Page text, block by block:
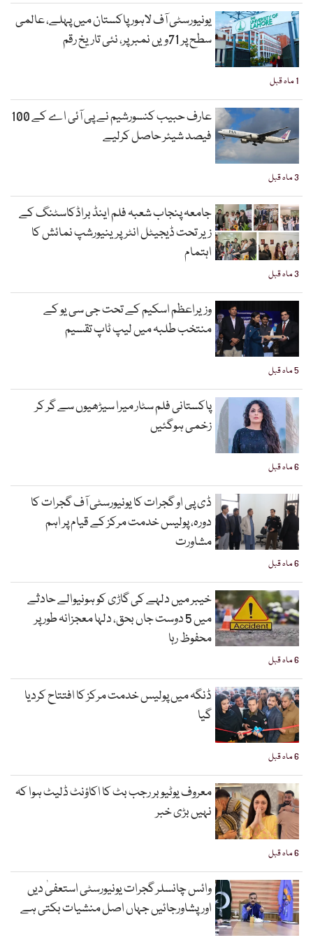
1 ماہ قبل
یونیورسٹی آف لاہور پاکستان میں پہلے، عالمی
سطح پر 71ویں نمبر پر، نئی تاریخ رقم
3 ماہ قبل
عارف حبیب کنسورشیم نے پی آئی اے کے 100
فیصد شیئر حاصل کرلیے
3 ماہ قبل
جامعہ پنجاب شعبہ فلم اینڈ براڈکاسٹنگ کے
زیر تحت ڈیجیٹل انٹرپرینیورشپ نمائش کا
اہتمام
5 ماہ قبل
وزیراعظم اسکیم کے تحت جی سی یو کے
منتخب طلبہ میں لیپ ٹاپ تقسیم
6 ماہ قبل
پاکستانی فلم سٹار میرا سیڑھیوں سے گر کر
زخمی ہوگئیں
6 ماہ قبل
ڈی پی او گجرات کا یونیورسٹی آف گجرات کا
دورہ، پولیس خدمت مرکز کے قیام پر اہم
مشاورت
6 ماہ قبل
خیبر میں دلہے کی گاڑی کو ہونیوالے حادثے
میں 5 دوست جاں بحق، دلہا معجزانہ طور پر
محفوظ رہا
6 ماہ قبل
ڈنگہ میں پولیس خدمت مرکز کا افتتاح کردیا
گیا
6 ماہ قبل
معروف یوٹیوبر رجب بٹ کا اکاؤنٹ ڈلیٹ ہوا کہ
نہیں بڑی خبر
وائس چانسلر گجرات یونیورسٹی استعفیٰ دیں
اورپشاورجائیں جہاں اصل منشیات بکتی ہے